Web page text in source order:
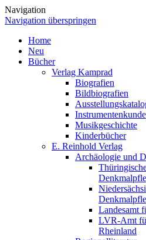
Navigation
Navigation überspringen
Home
Neu
Bücher
Verlag Kamprad
Biografien
Bildbiografien
Instrumentenkunde
Musikgeschichte
Kinderbücher
E. Reinhold Verlag
Archäologie und
Landesamt
LVR-Amt
Rheinland